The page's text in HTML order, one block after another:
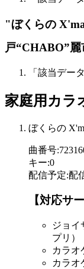
"ぼくらの
戸“CHABO”
「該当デー
家庭用カラ
ぼくらの
曲番号:
キー:0
配信予定:配
【対応サ
ジョイ
プリ）
カラオ
カラオ